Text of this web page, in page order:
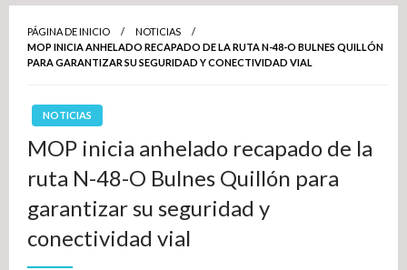
PÁGINA DE INICIO
NOTICIAS
MOP INICIA ANHELADO RECAPADO DE LA RUTA N-48-O BULNES QUILLÓN
PARA GARANTIZAR SU SEGURIDAD Y CONECTIVIDAD VIAL
NOTICIAS
MOP inicia anhelado recapado de la
ruta N-48-O Bulnes Quillón para
garantizar su seguridad y
conectividad vial